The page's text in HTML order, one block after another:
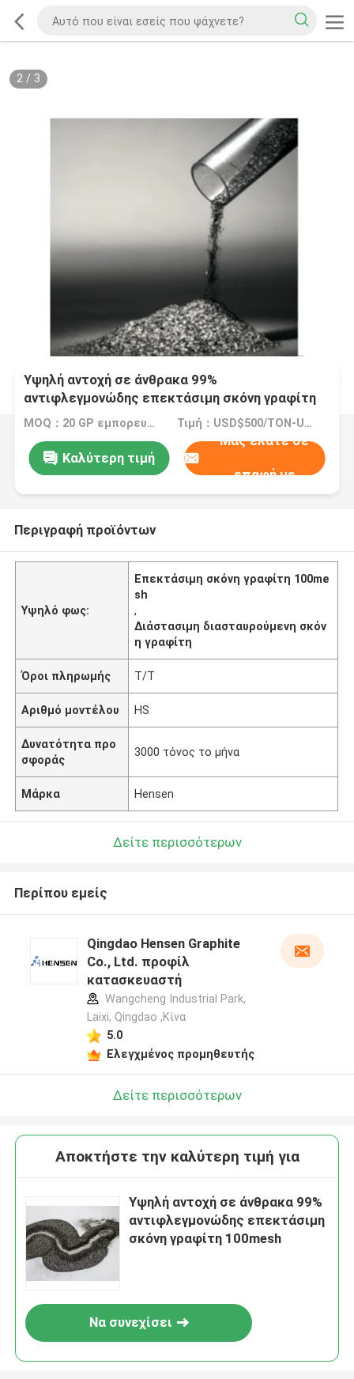
2/ 3
Υψηλή αντοχή σε άνθρακα 99%
αντιφλεγμονώδης επεκτάσιμη σκόνη γραφίτη
100mesh
MOQ：20 GP εμπορευματοκιβώτιο Τιμή：USD$500/TON-USD$3000/TON
Καλύτερη τιμή
Μας ελάτε σε
επαφή με
Περιγραφή προϊόντων
Υψηλό φως:
Επεκτάσιμη σκόνη γραφίτη 100me
sh
,
Διάστασιμη διασταυρούμενη σκόν
η γραφίτη
Όροι πληρωμής T/T
Αριθμό μοντέλου HS
Δυνατότητα προ
σφοράς
3000 τόνος το μήνα
Μάρκα Hensen
Δείτε περισσότερων
Περίπου εμείς
Qingdao Hensen Graphite
Co., Ltd. προφίλ
κατασκευαστή
Wangcheng Industrial Park,
Laixi, Qingdao ,Κίνα
5.0
Ελεγχμένος προμηθευτής
Δείτε περισσότερων
Αποκτήστε την καλύτερη τιμή για
Υψηλή αντοχή σε άνθρακα 99%
αντιφλεγμονώδης επεκτάσιμη
σκόνη γραφίτη 100mesh
Να συνεχίσει